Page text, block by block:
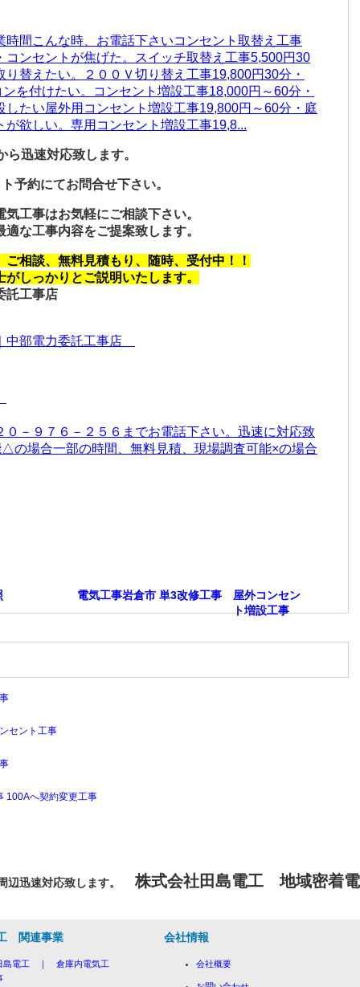
間こんな時、お電話下さいコンセント取替え工事
ンセントが焦げた。スイッチ取替え工事5,500円30
替えたい。２００Ｖ切り替え工事19,800円30分・
を付けたい。コンセント増設工事18,000円～60分・
たい屋外用コンセント増設工事19,800円～60分・庭
欲しい。専用コンセント増設工事19,8...
迅速対応致します。
予約にてお問合せ下さい。
工事はお気軽にご相談下さい。
な工事内容をご提案致します。
相談、無料見積もり、随時、受付中！！
しっかりとご説明いたします。
託工事店
中部電力委託工事店
－９７６－２５６までお電話下さい。迅速に対応致
の場合一部の時間、無料見積、現場調査可能×の場合
電気工事岩倉市 単3改修工事 屋外コンセン
ト増設工事
セント工事
100Aへ契約変更工事
迅速対応致します。 株式会社田島電工 地域密着
関連事業
島電工 ｜ 倉庫内電気工
会社情報
会社概要